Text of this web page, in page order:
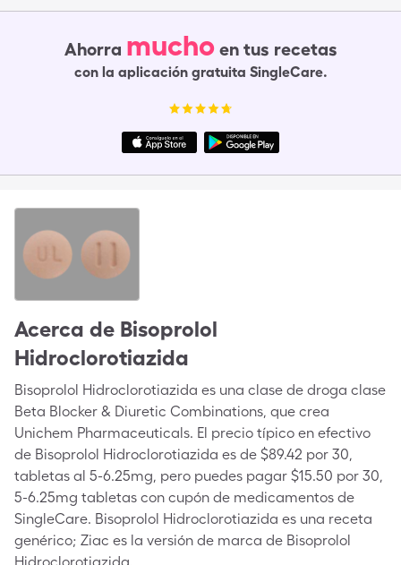
Ahorra mucho en tus recetas
con la aplicación gratuita SingleCare.
Acerca de Bisoprolol
Hidroclorotiazida
Bisoprolol Hidroclorotiazida es una clase de droga clase
Beta Blocker & Diuretic Combinations, que crea
Unichem Pharmaceuticals. El precio típico en efectivo
de Bisoprolol Hidroclorotiazida es de $89.42 por 30,
tabletas al 5-6.25mg, pero puedes pagar $15.50 por 30,
5-6.25mg tabletas con cupón de medicamentos de
SingleCare. Bisoprolol Hidroclorotiazida es una receta
genérico; Ziac es la versión de marca de Bisoprolol